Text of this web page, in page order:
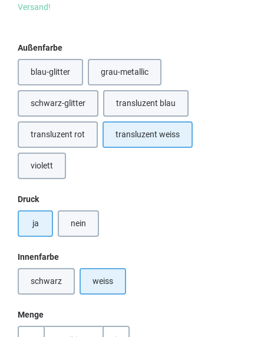
Versand!
Außenfarbeauswählen
blau-glitter grau-metallic(Diese Option ist zurzeit nicht verfügbar.)
schwarz-glitter(Diese Option ist zurzeit nicht verfügbar.)
transluzent blau
transluzent rot transluzent weiss
violett
Druckauswählen
ja nein
Innenfarbeauswählen
schwarz(Diese Option ist zurzeit nicht verfügbar.)
weiss
Menge